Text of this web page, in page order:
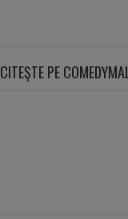
CITEŞTE PE